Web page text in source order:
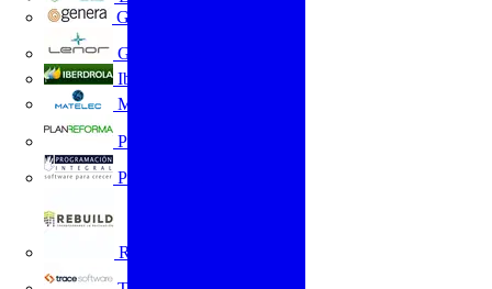
GENERA
Grupo Lenor
Iberdrola
MATELEC
Plan Reforma
Programación Integral
REBUILD